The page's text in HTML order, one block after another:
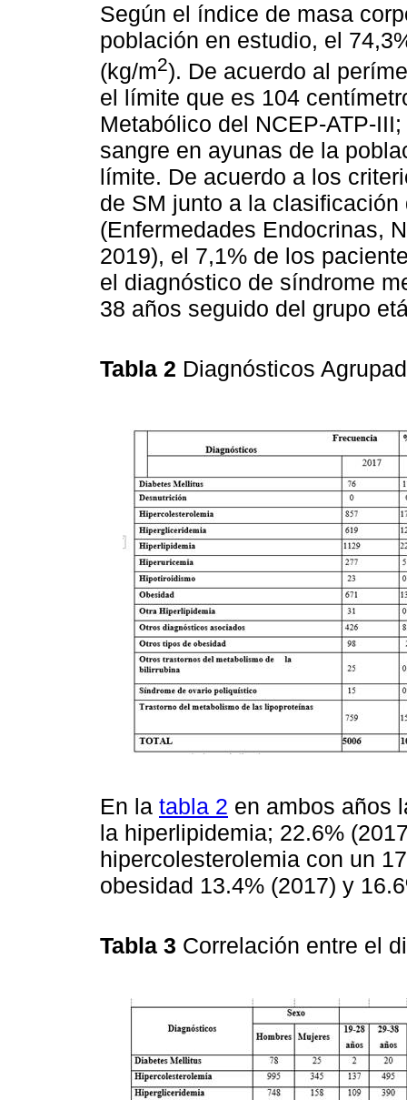
Según el índice de masa
población en estudio, el
(kg/m2). De acuerdo al
el límite que es 104
Metabólico del NCEP-ATP-
sangre en ayunas de la
límite. De acuerdo a los
de SM junto a la
(Enfermedades Endocrinas,
2019), el 7,1% de los
el diagnóstico de síndrome
38 años seguido del grupo
Tabla 2 Diagnósticos
En la tabla 2 en ambos años
la hiperlipidemia; 22.6%
hipercolesterolemia con un
obesidad 13.4% (2017) y
Tabla 3 Correlación entre el